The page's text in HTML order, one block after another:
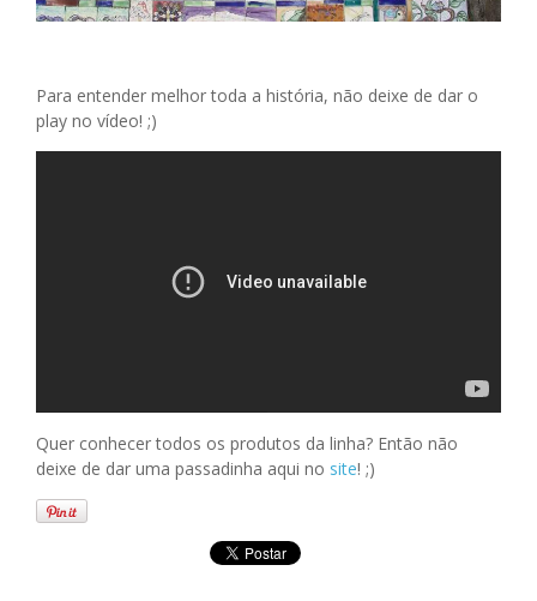
Para entender melhor toda a história, não deixe de dar o
play no vídeo! ;)
Quer conhecer todos os produtos da linha? Então não
deixe de dar uma passadinha aqui no site! ;)